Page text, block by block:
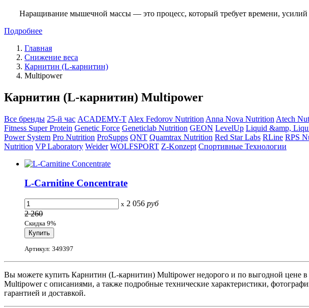
Наращивание мышечной массы — это процесс, который требует времени, усилий
Подробнее
Главная
Снижение веса
Карнитин (L-карнитин)
Multipower
Карнитин (L-карнитин) Multipower
Все бренды 25-й час ACADEMY-T Alex Fedorov Nutrition Anna Nova Nutrition Atech
Fitness Super Protein Genetic Force Geneticlab Nutrition GEON LevelUp Liquid &amp,
Power System Pro Nutrition ProSupps QNT Quamtrax Nutrition Red Star Labs RLine RPS
Nutrition VP Laboratory Weider WOLFSPORT Z-Konzept Спортивные Технологии
L-Carnitine Concentrate
x 2 056 руб
2 260
Скидка 9%
Артикул: 349397
Вы можете купить Карнитин (L-карнитин) Multipower недорого и по выгодной цене
Multipower с описаниями, а также подробные технические характеристики,
гарантией и доставкой.